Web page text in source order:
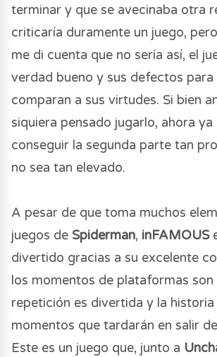
terminar y que se avecinaba otra
criticaría duramente un juego,
me di cuenta que no sería así, el
verdad bueno y sus defectos para
comparan a sus virtudes. Si bien
siquiera pensado jugarlo, ahora
conseguir la segunda parte tan
no sea tan elevado.
A pesar de que toma muchos
juegos de Spiderman, inFAMOUS
divertido gracias a su excelente
los momentos de plataformas son
repetición es divertida y la historia
momentos que tardarán en salir
Este es un juego que, junto a